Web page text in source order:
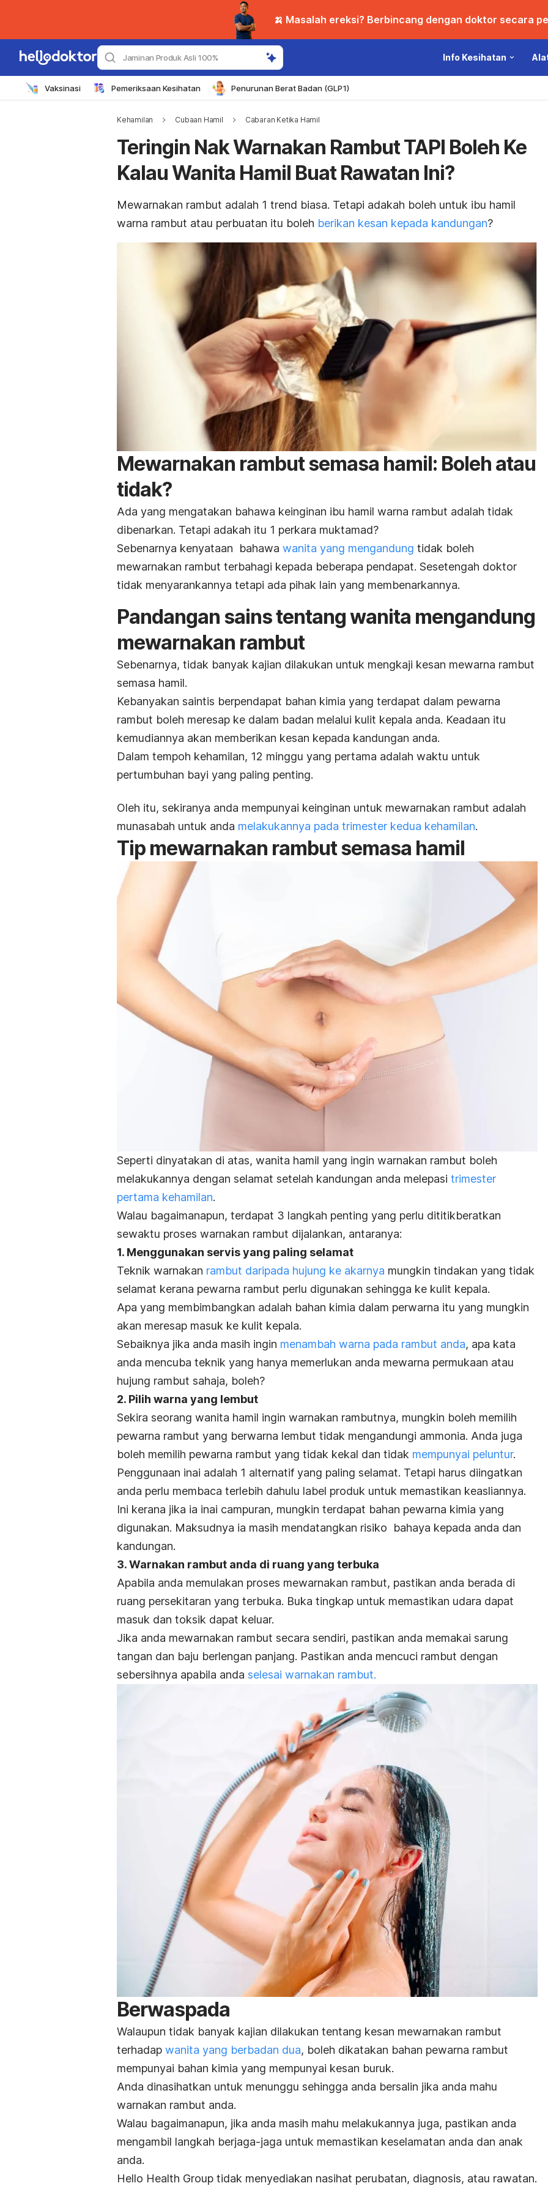
🍌 Masalah ereksi? Berbincang dengan doktor secara
Jaminan Produk Asli 100% Info Kesihatan
Vaksinasi Pemeriksaan Kesihatan Penurunan Berat Badan (GLP1)
Kehamilan Cubaan Hamil Cabaran Ketika Hamil
Teringin Nak Warnakan Rambut TAPI Boleh Ke
Kalau Wanita Hamil Buat Rawatan Ini?
Mewarnakan rambut adalah 1 trend biasa. Tetapi adakah boleh untuk ibu hamil
warna rambut atau perbuatan itu boleh berikan kesan kepada kandungan?
Mewarnakan rambut semasa hamil: Boleh atau
tidak?
Ada yang mengatakan bahawa keinginan ibu hamil warna rambut adalah tidak
dibenarkan. Tetapi adakah itu 1 perkara muktamad?
Sebenarnya kenyataan bahawa wanita yang mengandung tidak boleh
mewarnakan rambut terbahagi kepada beberapa pendapat. Sesetengah doktor
tidak menyarankannya tetapi ada pihak lain yang membenarkannya.
Pandangan sains tentang wanita mengandung
mewarnakan rambut
Sebenarnya, tidak banyak kajian dilakukan untuk mengkaji kesan mewarna rambut
semasa hamil.
Kebanyakan saintis berpendapat bahan kimia yang terdapat dalam pewarna
rambut boleh meresap ke dalam badan melalui kulit kepala anda. Keadaan itu
kemudiannya akan memberikan kesan kepada kandungan anda.
Dalam tempoh kehamilan, 12 minggu yang pertama adalah waktu untuk
pertumbuhan bayi yang paling penting.
Oleh itu, sekiranya anda mempunyai keinginan untuk mewarnakan rambut adalah
munasabah untuk anda melakukannya pada trimester kedua kehamilan.
Tip mewarnakan rambut semasa hamil
Seperti dinyatakan di atas, wanita hamil yang ingin warnakan rambut boleh
melakukannya dengan selamat setelah kandungan anda melepasi trimester
pertama kehamilan.
Walau bagaimanapun, terdapat 3 langkah penting yang perlu dititikberatkan
sewaktu proses warnakan rambut dijalankan, antaranya:
1. Menggunakan servis yang paling selamat
Teknik warnakan rambut daripada hujung ke akarnya mungkin tindakan yang tidak
selamat kerana pewarna rambut perlu digunakan sehingga ke kulit kepala.
Apa yang membimbangkan adalah bahan kimia dalam perwarna itu yang mungkin
akan meresap masuk ke kulit kepala.
Sebaiknya jika anda masih ingin menambah warna pada rambut anda, apa kata
anda mencuba teknik yang hanya memerlukan anda mewarna permukaan atau
hujung rambut sahaja, boleh?
2. Pilih warna yang lembut
Sekira seorang wanita hamil ingin warnakan rambutnya, mungkin boleh memilih
pewarna rambut yang berwarna lembut tidak mengandungi ammonia. Anda juga
boleh memilih pewarna rambut yang tidak kekal dan tidak mempunyai peluntur.
Penggunaan inai adalah 1 alternatif yang paling selamat. Tetapi harus diingatkan
anda perlu membaca terlebih dahulu label produk untuk memastikan keasliannya.
Ini kerana jika ia inai campuran, mungkin terdapat bahan pewarna kimia yang
digunakan. Maksudnya ia masih mendatangkan risiko bahaya kepada anda dan
kandungan.
3. Warnakan rambut anda di ruang yang terbuka
Apabila anda memulakan proses mewarnakan rambut, pastikan anda berada di
ruang persekitaran yang terbuka. Buka tingkap untuk memastikan udara dapat
masuk dan toksik dapat keluar.
Jika anda mewarnakan rambut secara sendiri, pastikan anda memakai sarung
tangan dan baju berlengan panjang. Pastikan anda mencuci rambut dengan
sebersihnya apabila anda selesai warnakan rambut.
Berwaspada
Walaupun tidak banyak kajian dilakukan tentang kesan mewarnakan rambut
terhadap wanita yang berbadan dua, boleh dikatakan bahan pewarna rambut
mempunyai bahan kimia yang mempunyai kesan buruk.
Anda dinasihatkan untuk menunggu sehingga anda bersalin jika anda mahu
warnakan rambut anda.
Walau bagaimanapun, jika anda masih mahu melakukannya juga, pastikan anda
mengambil langkah berjaga-jaga untuk memastikan keselamatan anda dan anak
anda.
Hello Health Group tidak menyediakan nasihat perubatan, diagnosis, atau rawatan.